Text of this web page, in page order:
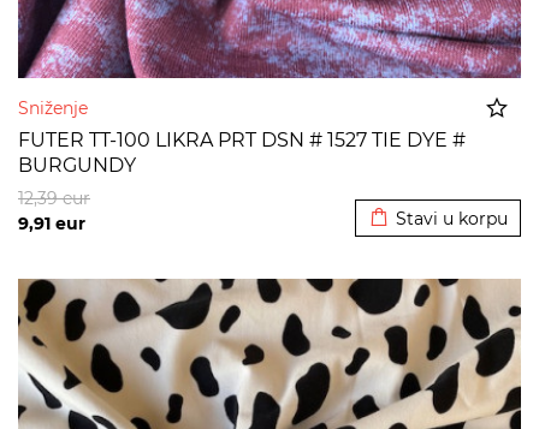
Sniženje
FUTER TT-100 LIKRA PRT DSN # 1527 TIE DYE #
BURGUNDY
9,91 eur
12,39eur
Stavi u korpu